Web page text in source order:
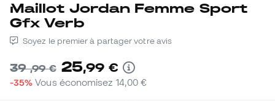
Maillot Jordan Femme Sport
Gfx Verb
Soyez le premier à partager votre avis
39,99 € 25,99 €
-35% Vous économisez 14,00 €